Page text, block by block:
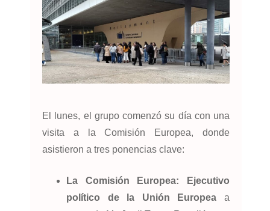
El lunes, el grupo comenzó su día con una
visita a la Comisión Europea, donde
asistieron a tres ponencias clave:
La Comisión Europea: Ejecutivo
político de la Unión Europea a